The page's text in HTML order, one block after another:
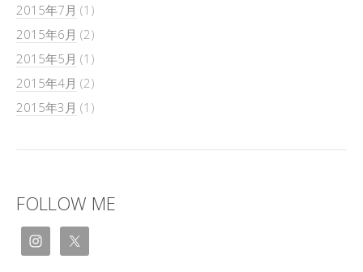
2015年7月 (1)
2015年6月 (2)
2015年5月 (1)
2015年4月 (2)
2015年3月 (1)
FOLLOW ME